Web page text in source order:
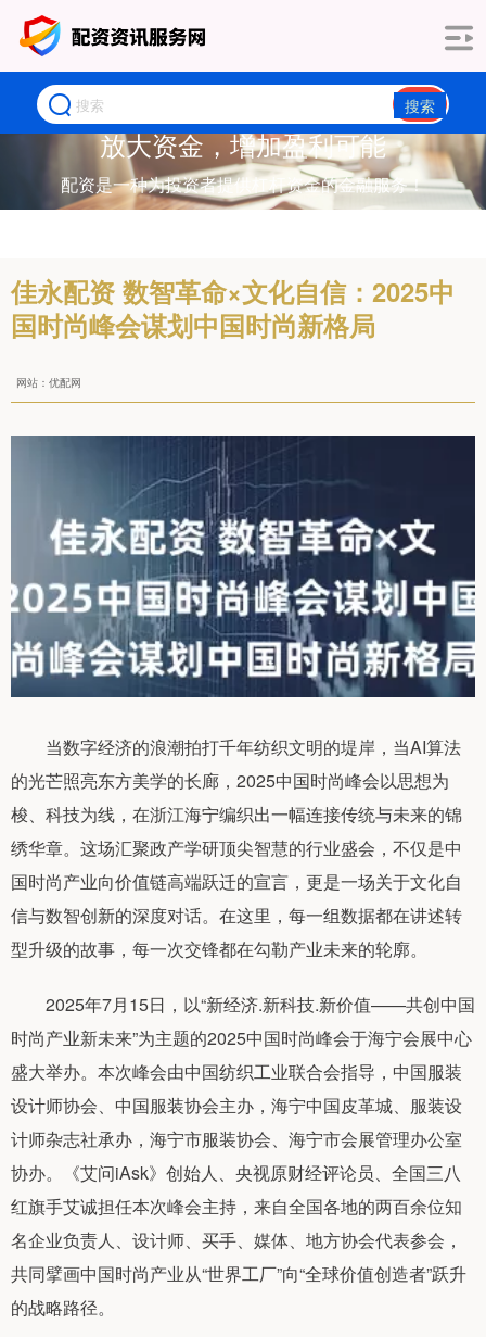
搜索
放大资金，增加盈利可能
配资是一种为投资者提供杠杆资金的金融服务！
佳永配资 数智革命×文化自信：2025中
国时尚峰会谋划中国时尚新格局
网站：优配网
当数字经济的浪潮拍打千年纺织文明的堤岸，当AI算法
的光芒照亮东方美学的长廊，2025中国时尚峰会以思想为
梭、科技为线，在浙江海宁编织出一幅连接传统与未来的锦
绣华章。这场汇聚政产学研顶尖智慧的行业盛会，不仅是中
国时尚产业向价值链高端跃迁的宣言，更是一场关于文化自
信与数智创新的深度对话。在这里，每一组数据都在讲述转
型升级的故事，每一次交锋都在勾勒产业未来的轮廓。
2025年7月15日，以“新经济.新科技.新价值——共创中国
时尚产业新未来”为主题的2025中国时尚峰会于海宁会展中心
盛大举办。本次峰会由中国纺织工业联合会指导，中国服装
设计师协会、中国服装协会主办，海宁中国皮革城、服装设
计师杂志社承办，海宁市服装协会、海宁市会展管理办公室
协办。《艾问iAsk》创始人、央视原财经评论员、全国三八
红旗手艾诚担任本次峰会主持，来自全国各地的两百余位知
名企业负责人、设计师、买手、媒体、地方协会代表参会，
共同擘画中国时尚产业从“世界工厂”向“全球价值创造者”跃升
的战略路径。